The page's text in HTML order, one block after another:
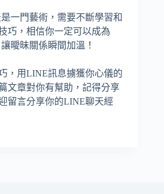
一門藝術，需要不斷學習和
巧，相信你一定可以成為
曖昧關係瞬間加溫！
，用LINE訊息擄獲你心儀的
文章對你有幫助，記得分享
留言分享你的LINE聊天經